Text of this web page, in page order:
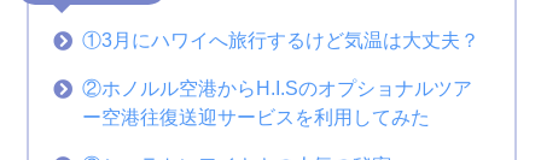
①3月にハワイへ旅行するけど気温は大丈夫？
②ホノルル空港からH.I.Sのオプショナルツア
ー空港往復送迎サービスを利用してみた